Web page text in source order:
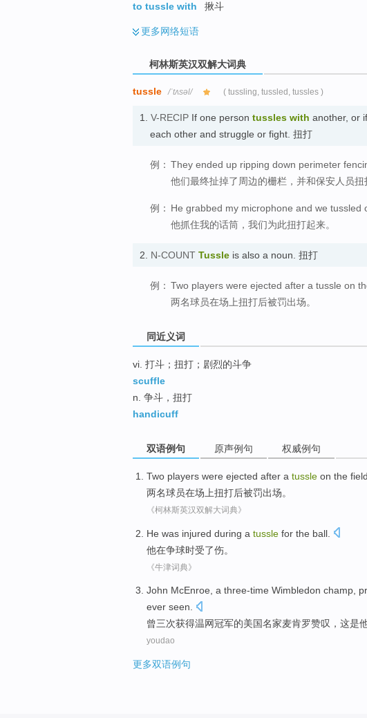
to tussle with
揪斗
更多网络短语
柯林斯英汉双解大词典
tussle /ˈtʌsəl/ ( tussling, tussled, tussles )
1. V-RECIP If one person tussles with another, or
each other and struggle or fight. 扭打
例： They ended up ripping down perimeter
他们最终扯掉了周边的栅栏，并和保安人员扭
例： He grabbed my microphone and we tussled
他抓住我的话筒，我们为此扭打起来。
2. N-COUNT Tussle is also a noun. 扭打
例： Two players were ejected after a tussle on
两名球员在场上扭打后被罚出场。
同近义词
vi. 打斗；扭打；剧烈的斗争
scuffle
n. 争斗，扭打
handicuff
双语例句 原声例句 权威例句
Two players were ejected after a tussle on the field
两名球员在场上扭打后被罚出场。
《柯林斯英汉双解大词典》
He was injured during a tussle for the ball
他在争球时受了伤。
《牛津词典》
John McEnroe, a three-time Wimbledon champ,
ever seen.
曾三次获得温网冠军的美国名家麦肯罗赞叹， 这是
youdao
更多双语例句